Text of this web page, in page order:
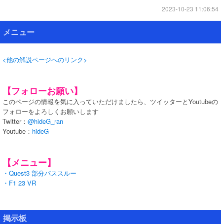
2023-10-23 11:06:54
メニュー
<他の解説ページへのリンク>
【フォローお願い】
このページの情報を気に入っていただけましたら、ツイッターとYoutubeの
フォローをよろしくお願いします
Twitter： @hideG_ran
Youtube： hideG
【メニュー】
・Quest3 部分パススルー
・F1 23 VR
掲示板